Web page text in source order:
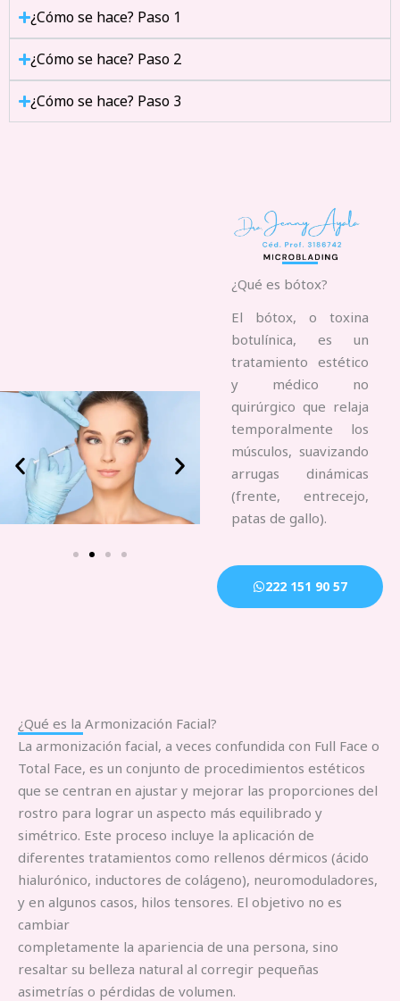
¿Cómo se hace? Paso 1
¿Cómo se hace? Paso 2
¿Cómo se hace? Paso 3
¿Qué es bótox?
El bótox, o toxina
botulínica, es un
tratamiento estético
y médico no
quirúrgico que relaja
temporalmente los
músculos, suavizando
arrugas dinámicas
(frente, entrecejo,
patas de gallo).
222 151 90 57
¿Qué es la Armonización Facial?
La armonización facial, a veces confundida con Full Face o
Total Face, es un conjunto de procedimientos estéticos
que se centran en ajustar y mejorar las proporciones del
rostro para lograr un aspecto más equilibrado y
simétrico. Este proceso incluye la aplicación de
diferentes tratamientos como rellenos dérmicos (ácido
hialurónico, inductores de colágeno), neuromoduladores,
y en algunos casos, hilos tensores. El objetivo no es
cambiar
completamente la apariencia de una persona, sino
resaltar su belleza natural al corregir pequeñas
asimetrías o pérdidas de volumen.